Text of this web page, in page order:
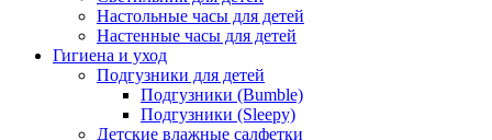
Настольные часы для детей
Настенные часы для детей
Гигиена и уход
Подгузники для детей
Подгузники (Bumble)
Подгузники (Sleepy)
Детские влажные салфетки